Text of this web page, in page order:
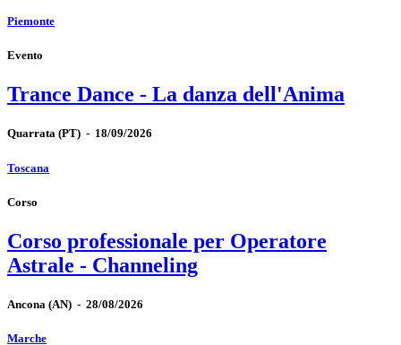
Piemonte
Evento
Trance Dance - La danza dell'Anima
Quarrata (PT) - 18/09/2026
Toscana
Corso
Corso professionale per Operatore
Astrale - Channeling
Ancona (AN) - 28/08/2026
Marche